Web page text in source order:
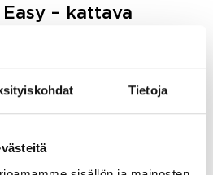
Tietoja
Easy – kattava
ja etsimme juuri